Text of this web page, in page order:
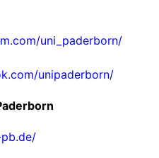
uni_paderborn/
unipaderborn/